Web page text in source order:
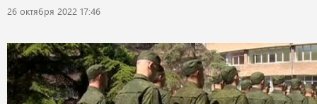
26 октября 2022 17:46